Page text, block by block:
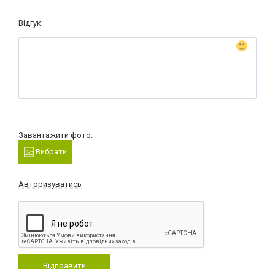
Відгук:
Завантажити фото:
Вибрати
Авторизуватись
Відправити